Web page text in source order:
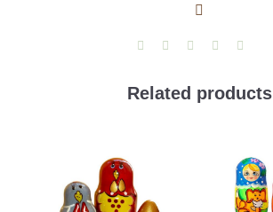
Related products